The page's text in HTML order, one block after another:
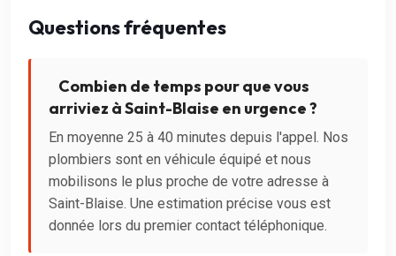
Questions fréquentes
Combien de temps pour que vous
arriviez à Saint-Blaise en urgence ?
En moyenne 25 à 40 minutes depuis l'appel. Nos
plombiers sont en véhicule équipé et nous
mobilisons le plus proche de votre adresse à
Saint-Blaise. Une estimation précise vous est
donnée lors du premier contact téléphonique.